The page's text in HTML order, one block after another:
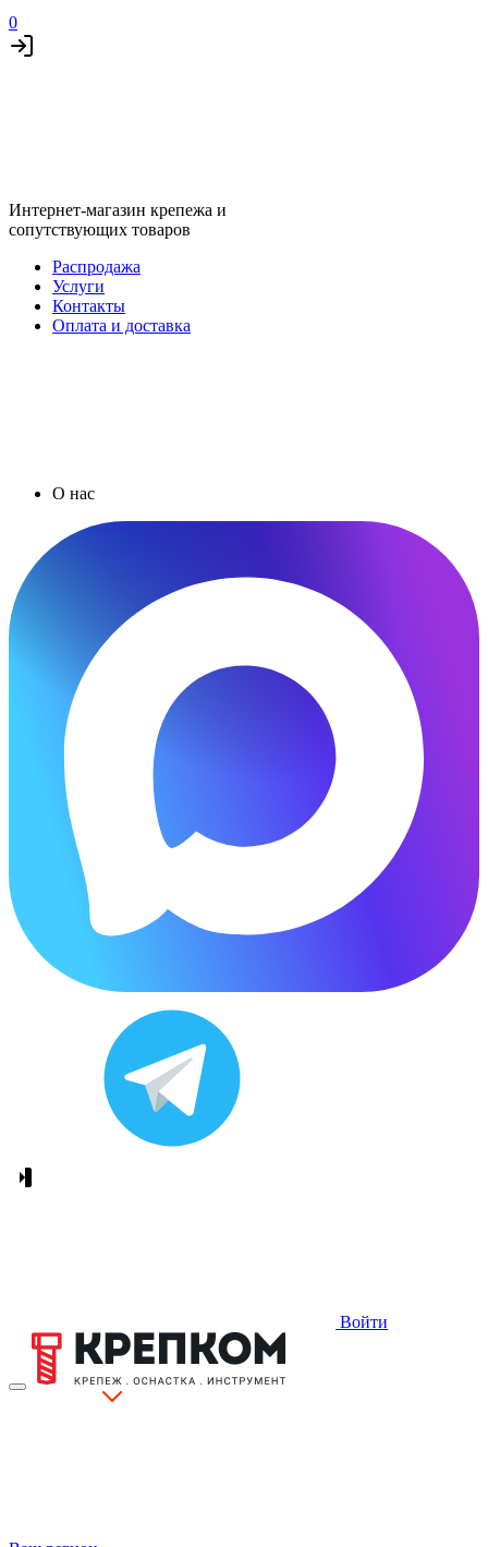
0
Интернет-магазин крепежа и
сопутствующих товаров
Распродажа
Услуги
Контакты
Оплата и доставка
О нас
Войти